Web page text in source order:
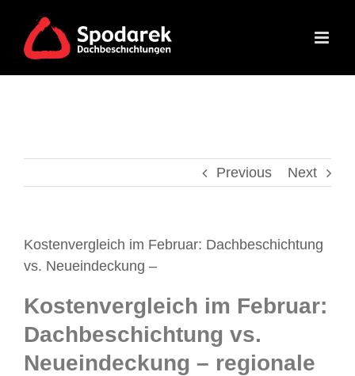
content
Previous Next
Kostenvergleich im Februar: Dachbeschichtung
vs. Neueindeckung –
Kostenvergleich im Februar:
Dachbeschichtung vs.
Neueindeckung – regionale